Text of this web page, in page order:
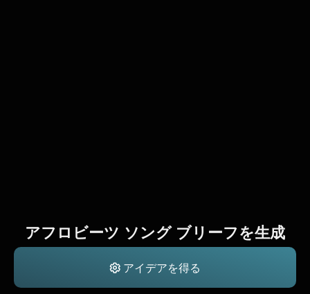
アフロビーツ ソング ブリーフを生成
アイデアを得る